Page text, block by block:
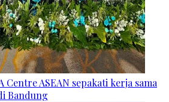
Centre ASEAN sepakati kerja sama
Bandung